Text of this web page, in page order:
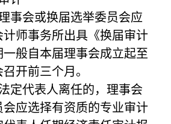
事会或换届选举委员会应
师事务所出具《换届审计
般自本届理事会成立起至
开前三个月。
定代表人离任的，理事会
应选择有资质的专业审计